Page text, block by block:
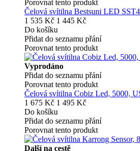
Porovnat tento produkt
Čelová svítilna Bestsuni LED
1 535 Kč 1 445 Kč
Do košíku
Přidat do seznamu přání
Porovnat tento produkt
Vyprodáno
Přidat do seznamu přání
Porovnat tento produkt
Čelová svítilna Cobiz Led, 5000,
1 675 Kč 1 495 Kč
Do košíku
Přidat do seznamu přání
Porovnat tento produkt
Další na cestě